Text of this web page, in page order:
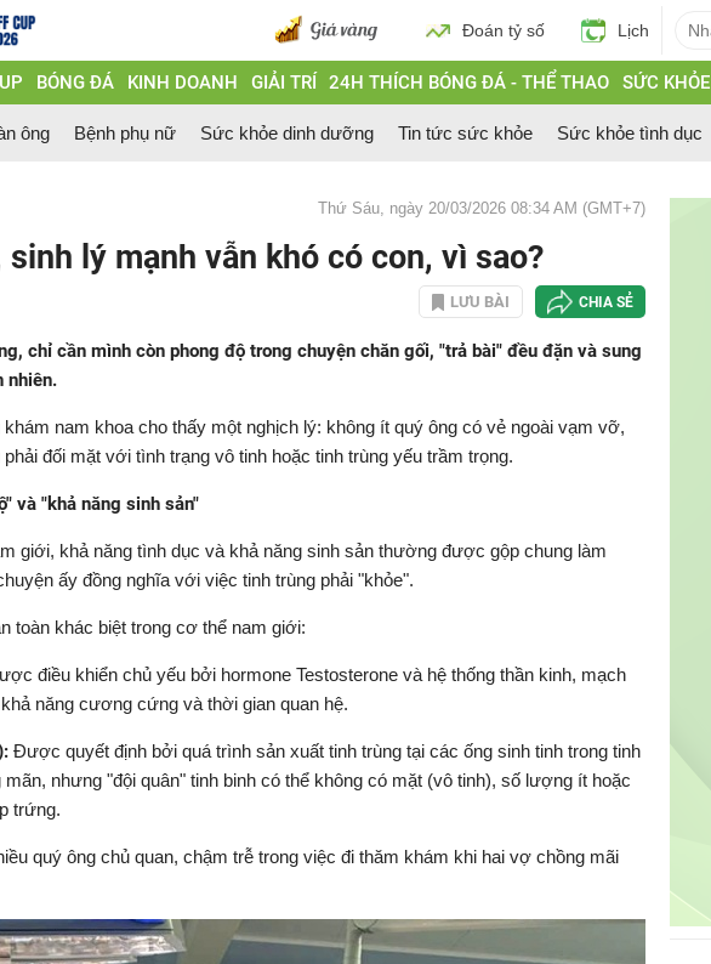
Đoán tỷ số Lịch
BÓNG ĐÁ KINH DOANH GIẢI TRÍ 24H THÍCH BÓNG ĐÁ - THỂ THAO SỨC KHỎE
ông Bệnh phụ nữ Sức khỏe dinh dưỡng Tin tức sức khỏe Sức khỏe tình dục
Thứ Sáu, ngày 20/03/2026 08:34 AM (GMT+7)
lý mạnh vẫn khó có con, vì sao?
LƯU BÀI CHIA SẺ
chỉ cần mình còn phong độ trong chuyện chăn gối, "trả bài" đều đặn và sung
nhiên.
nam khoa cho thấy một nghịch lý: không ít quý ông có vẻ ngoài vạm vỡ,
đối mặt với tình trạng vô tinh hoặc tinh trùng yếu trầm trọng.
và "khả năng sinh sản"
giới, khả năng tình dục và khả năng sinh sản thường được gộp chung làm
ấy đồng nghĩa với việc tinh trùng phải "khỏe".
toàn khác biệt trong cơ thể nam giới:
điều khiển chủ yếu bởi hormone Testosterone và hệ thống thần kinh, mạch
năng cương cứng và thời gian quan hệ.
Được quyết định bởi quá trình sản xuất tinh trùng tại các ống sinh tinh trong tinh
nhưng "đội quân" tinh binh có thể không có mặt (vô tinh), số lượng ít hoặc
trứng.
quý ông chủ quan, chậm trễ trong việc đi thăm khám khi hai vợ chồng mãi